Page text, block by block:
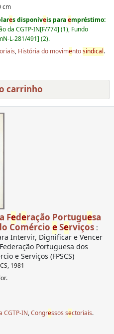
cm
es disponíveis paraempréstimo:
da CGTP-IN[F/774] (1), Fundo
L-281/491] (2).
, História do movimentosindical.
carrinho
Federação Portuguesa
Comércio eServiços:
Intervir, Dignificar e Vencer
Portuguesa dos
e Serviços (FPSCS)
1981
CGTP-IN,Congressos sectoriais.